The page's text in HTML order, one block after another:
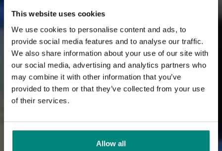
This website uses cookies
We use cookies to personalise content and ads, to
provide social media features and to analyse our traffic.
We also share information about your use of our site with
our social media, advertising and analytics partners who
may combine it with other information that you’ve
provided to them or that they’ve collected from your use
of their services.
Allow all